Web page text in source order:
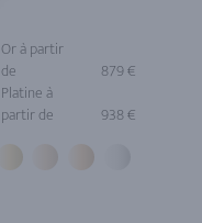
Or à partir
de
879 €
Platine à
partir de
938 €